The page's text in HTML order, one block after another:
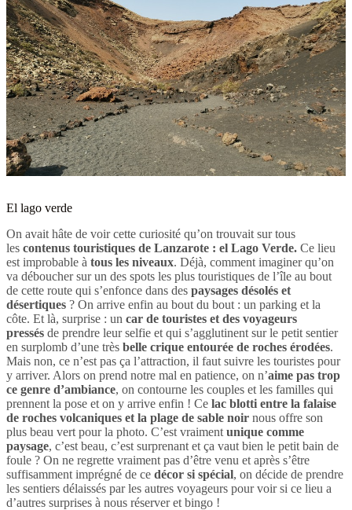
El lago verde
On avait hâte de voir cette curiosité qu’on trouvait sur tous
les contenus touristiques de Lanzarote : el Lago Verde. Ce lieu
est improbable à tous les niveaux. Déjà, comment imaginer qu’on
va déboucher sur un des spots les plus touristiques de l’île au bout
de cette route qui s’enfonce dans des paysages désolés et
désertiques ? On arrive enfin au bout du bout : un parking et la
côte. Et là, surprise : un car de touristes et des voyageurs
pressés de prendre leur selfie et qui s’agglutinent sur le petit sentier
en surplomb d’une très belle crique entourée de roches érodées.
Mais non, ce n’est pas ça l’attraction, il faut suivre les touristes pour
y arriver. Alors on prend notre mal en patience, on n’aime pas trop
ce genre d’ambiance, on contourne les couples et les familles qui
prennent la pose et on y arrive enfin ! Ce lac blotti entre la falaise
de roches volcaniques et la plage de sable noir nous offre son
plus beau vert pour la photo. C’est vraiment unique comme
paysage, c’est beau, c’est surprenant et ça vaut bien le petit bain de
foule ? On ne regrette vraiment pas d’être venu et après s’être
suffisamment imprégné de ce décor si spécial, on décide de prendre
les sentiers délaissés par les autres voyageurs pour voir si ce lieu a
d’autres surprises à nous réserver et bingo !